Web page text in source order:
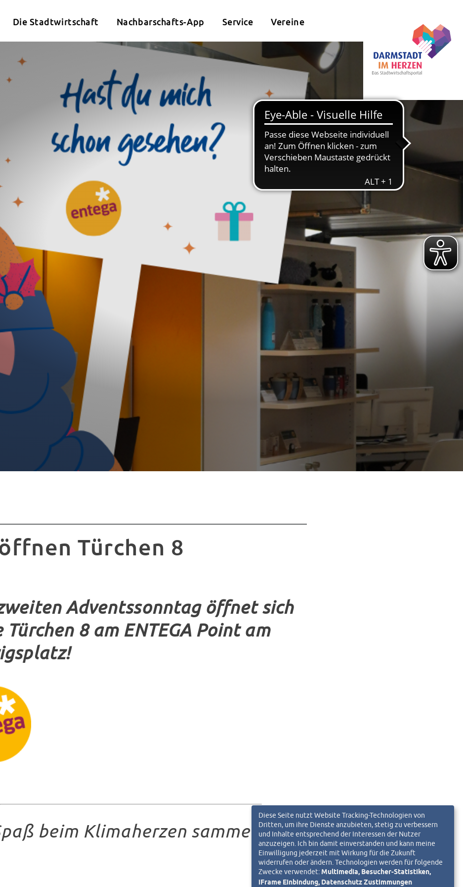
Die Stadtwirtschaft Nachbarschafts-App Service Vereine
Türchen 8
Adventssonntag öffnet sich
Türchen 8 am ENTEGA Point am
beim Klimaherzen sammeln!
Diese Seite nutzt Website Tracking-Technologien von
Dritten, um ihre Dienste anzubieten, stetig zu verbessern
und Inhalte entsprechend der Interessen der Nutzer
anzuzeigen. Ich bin damit einverstanden und kann meine
Einwilligung jederzeit mit Wirkung für die Zukunft
widerrufen oder ändern. Technologien werden für folgende
Zwecke verwendet:Multimedia, Besucher-Statistiken,
iFrame Einbindung, Datenschutz Zustimmungen